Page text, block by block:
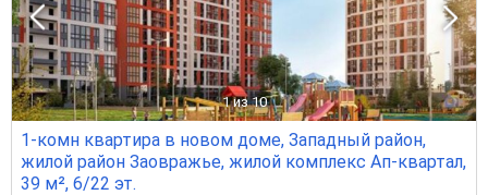
1 из 10
1-комн квартира в новом доме, Западный район,
жилой район Заовражье, жилой комплекс Ап-квартал,
39 м², 6/22 эт.